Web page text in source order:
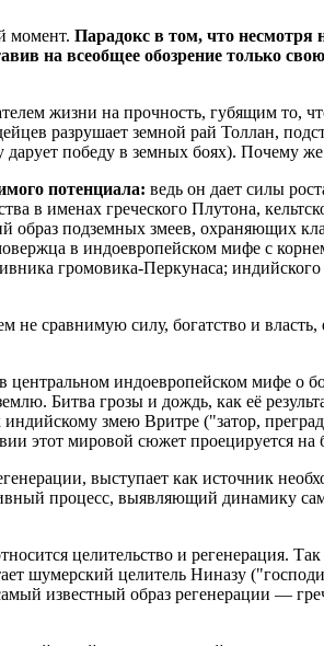
момент. Парадокс в том, что несмотря
на всеобщее обозрение только
жизни на прочность, губящим то,
разрушает земной рай Толлан,
победу в земных боях). Почему же
потенциала: ведь он дает силы
в именах греческого Плутона,
подземных змеев, охраняющих
в индоевропейском мифе с
громовика-Перкунаса;
сравнимую силу, богатство и
индоевропейском мифе о
Битва грозы и дождь, как её
змею Вритре ("затор,
этот мировой сюжет проецируется на
выступает как источник
процесс, выявляющий динамику
целительство и регенерация. Так
шумерский целитель Ниназу
известный образ регенерации —